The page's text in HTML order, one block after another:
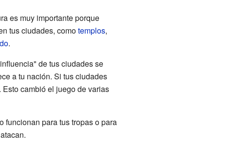
es muy importante porque
tus ciudades, comotemplos,
.
de tus ciudades se
a tu nación. Si tus ciudades
cambió el juego de varias
funcionan para tus tropas o para